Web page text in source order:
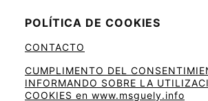
POLÍTICA DE COOKIES
CONTACTO
CUMPLIMENTO DEL
INFORMANDO SOBRE LA
COOKIES en www.msguely.info